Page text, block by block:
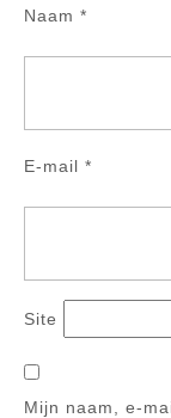
Naam *
E-mail *
Site
Mijn naam, e-